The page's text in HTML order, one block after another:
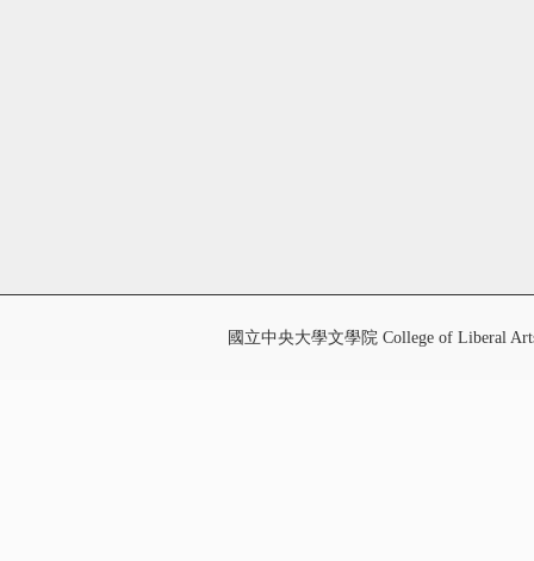
國立中央大學文學院 College of Liberal